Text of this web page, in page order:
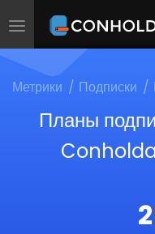
Toggle
Метрики Подписки
Планы